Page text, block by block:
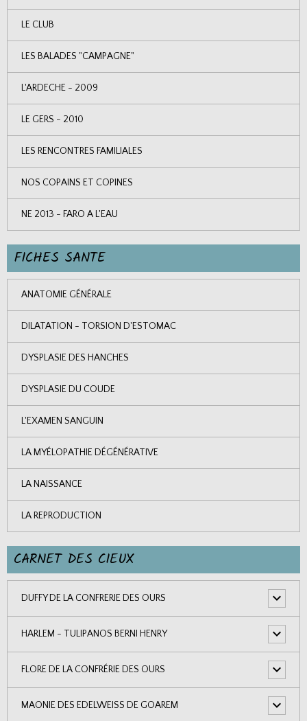
LE CLUB
LES BALADES "CAMPAGNE"
L'ARDECHE - 2009
LE GERS - 2010
LES RENCONTRES FAMILIALES
NOS COPAINS ET COPINES
NE 2013 - FARO A L'EAU
FICHES SANTE
ANATOMIE GÉNÉRALE
DILATATION - TORSION D'ESTOMAC
DYSPLASIE DES HANCHES
DYSPLASIE DU COUDE
L'EXAMEN SANGUIN
LA MYÉLOPATHIE DÉGÉNÉRATIVE
LA NAISSANCE
LA REPRODUCTION
CARNET DES CIEUX
DUFFY DE LA CONFRERIE DES OURS
HARLEM - TULIPANOS BERNI HENRY
FLORE DE LA CONFRÉRIE DES OURS
MAONIE DES EDELWEISS DE GOAREM